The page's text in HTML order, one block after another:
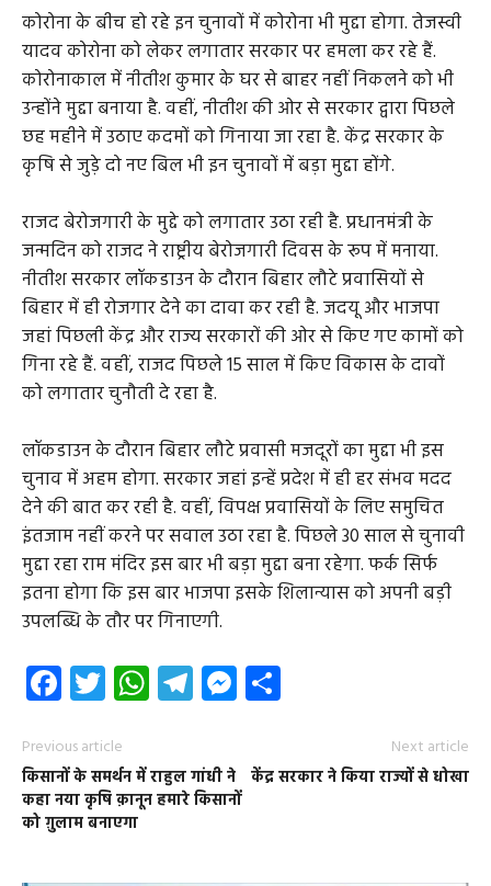
कोरोना के बीच हो रहे इन चुनावों में कोरोना भी मुद्दा होगा. तेजस्वी
यादव कोरोना को लेकर लगातार सरकार पर हमला कर रहे हैं.
कोरोनाकाल में नीतीश कुमार के घर से बाहर नहीं निकलने को भी
उन्होंने मुद्दा बनाया है. वहीं, नीतीश की ओर से सरकार द्वारा पिछले
छह महीने में उठाए कदमों को गिनाया जा रहा है. केंद्र सरकार के
कृषि से जुड़े दो नए बिल भी इन चुनावों में बड़ा मुद्दा होंगे.
राजद बेरोजगारी के मुद्दे को लगातार उठा रही है. प्रधानमंत्री के
जन्मदिन को राजद ने राष्ट्रीय बेरोजगारी दिवस के रूप में मनाया.
नीतीश सरकार लॉकडाउन के दौरान बिहार लौटे प्रवासियों से
बिहार में ही रोजगार देने का दावा कर रही है. जदयू और भाजपा
जहां पिछली केंद्र और राज्य सरकारों की ओर से किए गए कामों को
गिना रहे हैं. वहीं, राजद पिछले 15 साल में किए विकास के दावों
को लगातार चुनौती दे रहा है.
लॉकडाउन के दौरान बिहार लौटे प्रवासी मजदूरों का मुद्दा भी इस
चुनाव में अहम होगा. सरकार जहां इन्हें प्रदेश में ही हर संभव मदद
देने की बात कर रही है. वहीं, विपक्ष प्रवासियों के लिए समुचित
इंतजाम नहीं करने पर सवाल उठा रहा है. पिछले 30 साल से चुनावी
मुद्दा रहा राम मंदिर इस बार भी बड़ा मुद्दा बना रहेगा. फर्क सिर्फ
इतना होगा कि इस बार भाजपा इसके शिलान्यास को अपनी बड़ी
उपलब्धि के तौर पर गिनाएगी.
Facebook
Twitter
WhatsApp
Telegram
Messenger
Previous article
किसानों के समर्थन में राहुल गांधी ने
कहा नया कृषि क़ानून हमारे किसानों
को ग़ुलाम बनाएगा
Next article
केंद्र सरकार ने किया राज्यों से धोखा